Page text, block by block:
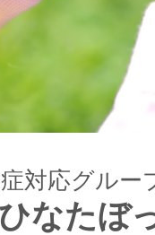
対応グル
ひなたぼ